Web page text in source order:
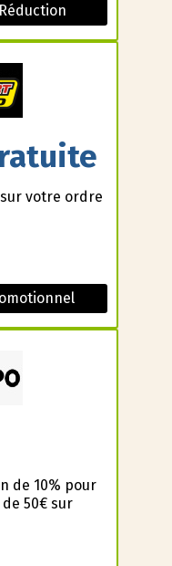
votre ordre
de 10% pour
50€ sur